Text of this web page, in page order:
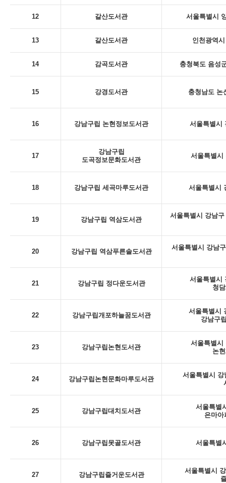
12 갈산도서관 서울특별시
13 갈산도서관 인천광역
14 감곡도서관 충청북도 음성
15 강경도서관 충청남도 논
16 강남구립 논현정보도서관 서울특별시
17
강남구립
도곡정보문화도서관
서울특별시
18 강남구립 세곡마루도서관 서울특별시
19 강남구립 역삼도서관
서울특별시 강남
20 강남구립 역삼푸른솔도서관
서울특별시 강남
21 강남구립 정다운도서관
서울특별시
청
22 강남구립개포하늘꿈도서관
서울특별시
강남구
23 강남구립논현도서관
서울특별시
논
24 강남구립논현문화마루도서관
서울특별시 강
25 강남구립대치도서관
서울특별
은마아
26 강남구립못골도서관 서울특별
27 강남구립즐거운도서관
서울특별시